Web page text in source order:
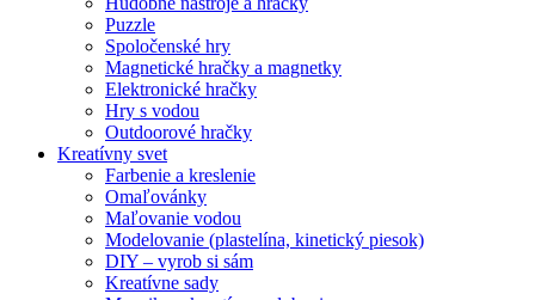
Puzzle
Spoločenské hry
Magnetické hračky a magnetky
Elektronické hračky
Hry s vodou
Outdoorové hračky
Kreatívny svet
Farbenie a kreslenie
Omaľovánky
Maľovanie vodou
Modelovanie (plastelína, kinetický piesok)
DIY – vyrob si sám
Kreatívne sady